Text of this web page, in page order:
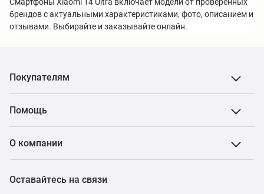
брендов с актуальными характеристиками, фото, описанием и
отзывами. Выбирайте и заказывайте онлайн.
Покупателям
Помощь
О компании
Оставайтесь на связи